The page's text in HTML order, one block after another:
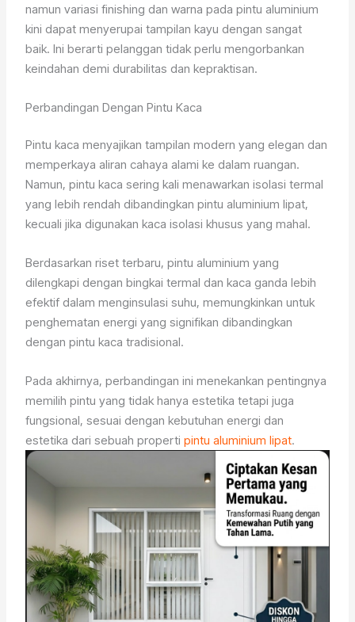
namun variasi finishing dan warna pada pintu aluminium
kini dapat menyerupai tampilan kayu dengan sangat
baik. Ini berarti pelanggan tidak perlu mengorbankan
keindahan demi durabilitas dan kepraktisan.
Perbandingan Dengan Pintu Kaca
Pintu kaca menyajikan tampilan modern yang elegan dan
memperkaya aliran cahaya alami ke dalam ruangan.
Namun, pintu kaca sering kali menawarkan isolasi termal
yang lebih rendah dibandingkan pintu aluminium lipat,
kecuali jika digunakan kaca isolasi khusus yang mahal.
Berdasarkan riset terbaru, pintu aluminium yang
dilengkapi dengan bingkai termal dan kaca ganda lebih
efektif dalam menginsulasi suhu, memungkinkan untuk
penghematan energi yang signifikan dibandingkan
dengan pintu kaca tradisional.
Pada akhirnya, perbandingan ini menekankan pentingnya
memilih pintu yang tidak hanya estetika tetapi juga
fungsional, sesuai dengan kebutuhan energi dan
estetika dari sebuah propertipintu aluminium lipat.